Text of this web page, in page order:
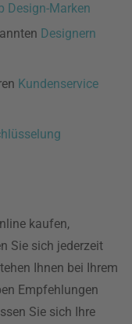
Design-Marken
Designern
Kundenservice
kaufen,
Sie sich jederzeit
Ihnen bei Ihrem
Empfehlungen
Sie sich Ihre